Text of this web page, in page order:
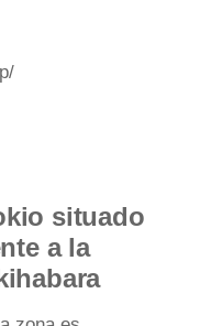
situado
a la